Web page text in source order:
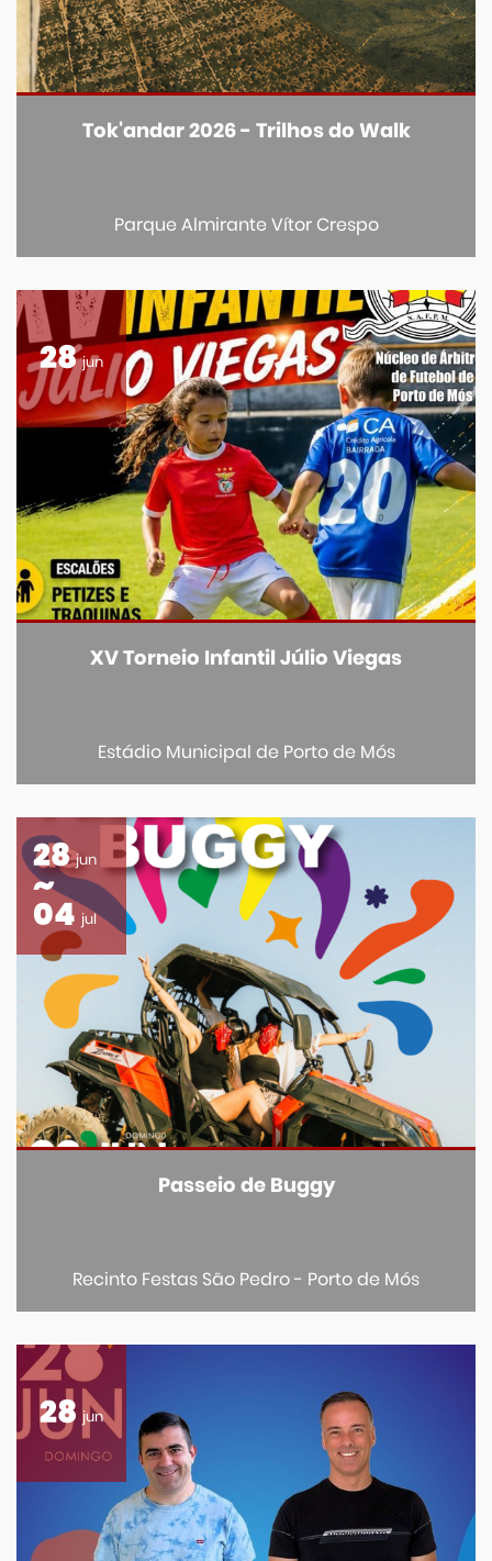
Tok'andar 2026 - Trilhos do Walk
Parque Almirante Vítor Crespo
28 jun
XV Torneio Infantil Júlio Viegas
Estádio Municipal de Porto de Mós
28 jun
04 jul
Passeio de Buggy
Recinto Festas São Pedro - Porto de Mós
28 jun